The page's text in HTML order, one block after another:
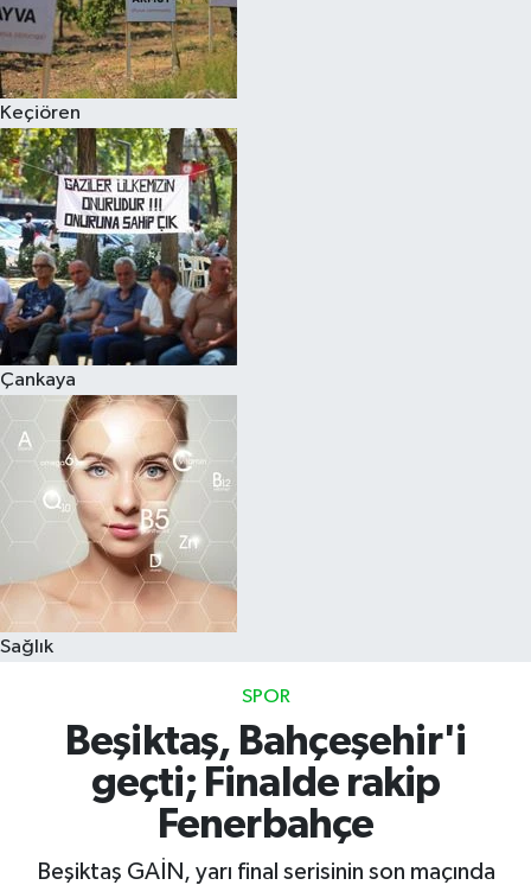
Keçiören
Çankaya
Sağlık
SPOR
Beşiktaş, Bahçeşehir'i
geçti; Finalde rakip
Fenerbahçe
Beşiktaş GAİN, yarı final serisinin son maçında